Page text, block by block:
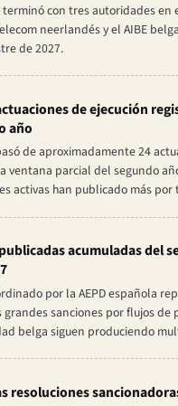
con tres autoridades
neerlandés y el AIBE
de 2027.
de ejecución
año
de aproximadamente 24
ventana parcial del segundo
activas han publicado más por
acumuladas del
por la AEPD española
sanciones por flujos
belga siguen produciendo
resoluciones